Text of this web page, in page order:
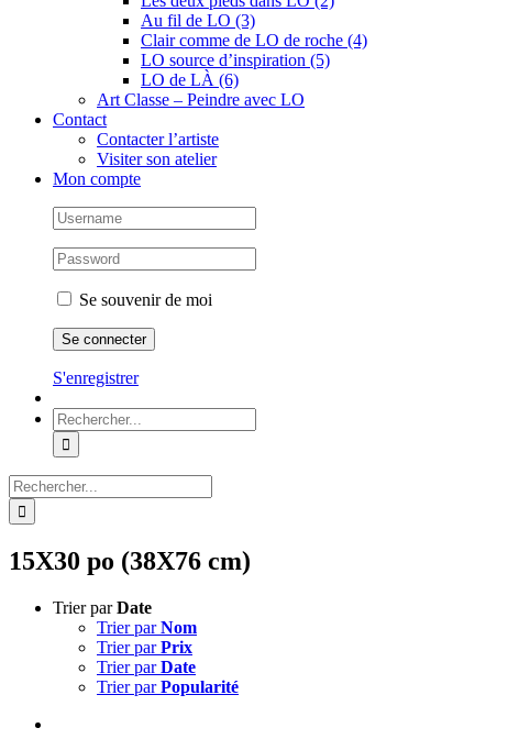
Au fil de LO (3)
Clair comme de LO de roche (4)
LO source d’inspiration (5)
LO de LÀ (6)
Art Classe – Peindre avec LO
Contact
Contacter l’artiste
Visiter son atelier
Mon compte
Se souvenir de moi
S'enregistrer
Rechercher:
Rechercher:
15X30 po (38X76 cm)
Trier parDate
Trier parNom
Trier parPrix
Trier parDate
Trier parPopularité